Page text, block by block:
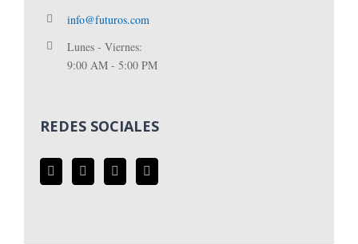
info@futuros.com
Lunes - Viernes:
9:00 AM - 5:00 PM
REDES SOCIALES